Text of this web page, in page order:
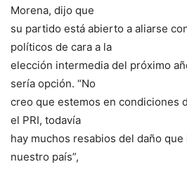
Morena, dijo que
su partido está abierto a aliarse
políticos de cara a la
elección intermedia del próximo
sería opción. “No
creo que estemos en condiciones
el PRI, todavía
hay muchos resabios del daño
nuestro país”,